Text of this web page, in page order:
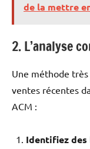
de la mettre
2. L’analyse
Une méthode
ventes récentes
ACM :
Identifiez